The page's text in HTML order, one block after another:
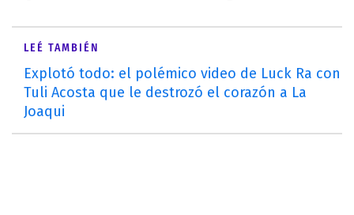
LEÉ TAMBIÉN
Explotó todo: el polémico video de Luck Ra con
Tuli Acosta que le destrozó el corazón a La
Joaqui